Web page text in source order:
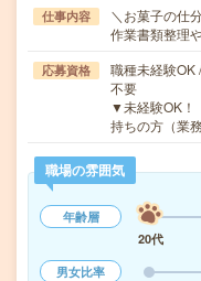
仕事内容
＼お菓子の仕
作業書類整理
応募資格
職種未経験OK
不要
▼未経験OK
持ちの方（業
職場の雰囲気
年齢層
20代
男女比率